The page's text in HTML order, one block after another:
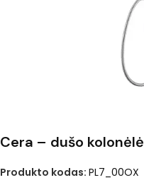
Cera – dušo kolonėlė
Produkto kodas: PL7_00OX